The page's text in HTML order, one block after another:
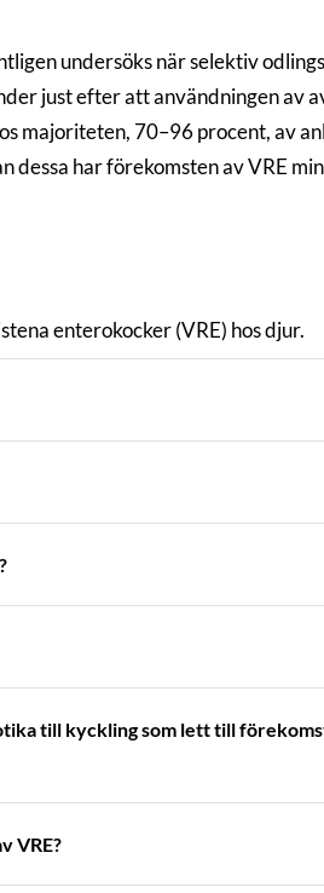
undersöks när selektiv
just efter att användningen av
majoriteten, 70–96 procent, av
har förekomsten av VRE
enterokocker (VRE) hos djur.
till kyckling som lett till
VRE?